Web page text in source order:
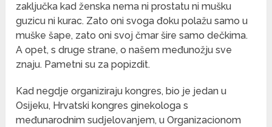
zaključka kad ženska nema ni prostatu ni mušku
guzicu ni kurac. Zato oni svoga đoku polažu samo u
muške šape, zato oni svoj čmar šire samo dečkima.
A opet, s druge strane, o našem međunožju sve
znaju. Pametni su za popizdit.
Kad negdje organiziraju kongres, bio je jedan u
Osijeku, Hrvatski kongres ginekologa s
međunarodnim sudjelovanjem, u Organizacionom